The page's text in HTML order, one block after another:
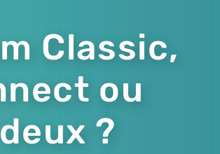
Classic,
ou
?